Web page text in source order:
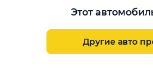
Этот
Другие авто
Продленная гарантия
Aster Finance